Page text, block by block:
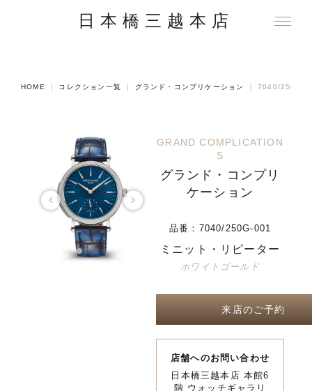
日本橋三越本店
HOME コレクション一覧 グランド・コンプリケーション ｜7040/250G-
GRAND COMPLICATION
S
グランド・コンプリ
ケーション
品番： 7040/250G-001
ミニット・リピーター
ホワイトゴールド
来店のご予約
店舗へのお問い合わせ
日本橋三越本店 本館6
階 ウォッチギャラリ